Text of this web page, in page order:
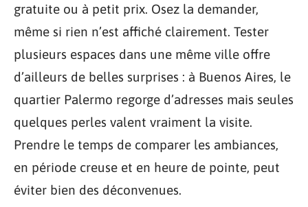
gratuite ou à petit prix. Osez la demander,
même si rien n’est affiché clairement. Tester
plusieurs espaces dans une même ville offre
d’ailleurs de belles surprises : à Buenos Aires, le
quartier Palermo regorge d’adresses mais seules
quelques perles valent vraiment la visite.
Prendre le temps de comparer les ambiances,
en période creuse et en heure de pointe, peut
éviter bien des déconvenues.